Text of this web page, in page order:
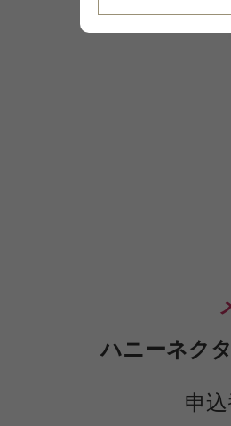
ハニーネク
申